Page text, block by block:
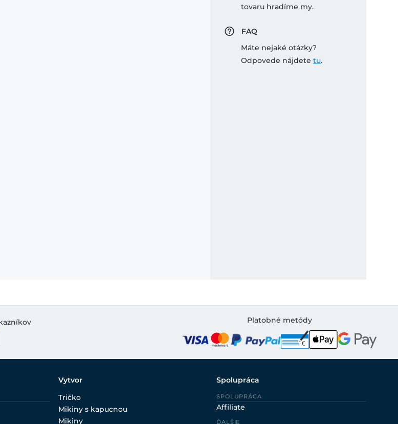
tovaru hradíme my.
FAQ
Máte nejaké otázky?
Odpovede nájdete tu.
Platobné metódy
Vytvor
Tričko
Mikiny s kapucnou
Mikiny
Spolupráca
SPOLUPRÁCA
Affiliate
ĎALŠIE